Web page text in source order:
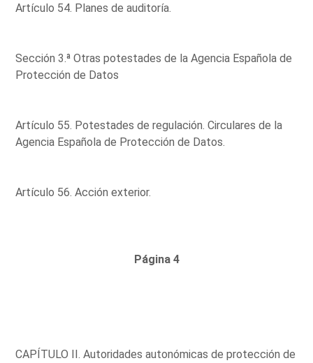
Artículo 54. Planes de auditoría.
Sección 3.ª Otras potestades de la Agencia Española de
Protección de Datos
Artículo 55. Potestades de regulación. Circulares de la
Agencia Española de Protección de Datos.
Artículo 56. Acción exterior.
Página 4
CAPÍTULO II. Autoridades autonómicas de protección de